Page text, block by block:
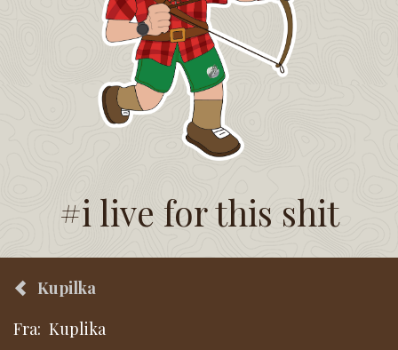
#i live for this shit
Kupilka
Fra: Kuplika